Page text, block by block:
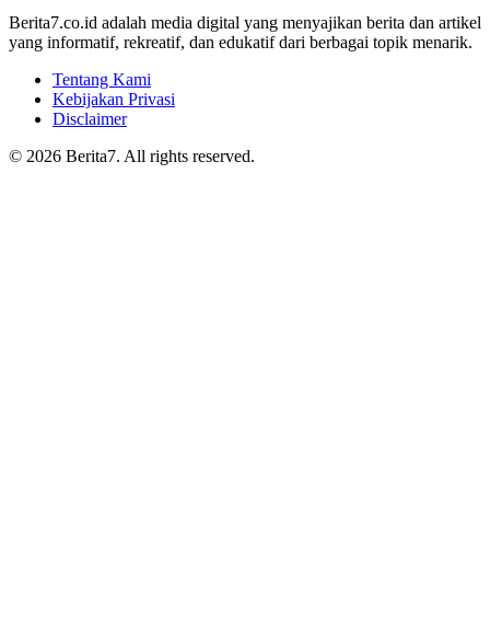
Berita7.co.id adalah media digital yang menyajikan berita dan artikel
yang informatif, rekreatif, dan edukatif dari berbagai topik menarik.
Tentang Kami
Kebijakan Privasi
Disclaimer
© 2026 Berita7. All rights reserved.